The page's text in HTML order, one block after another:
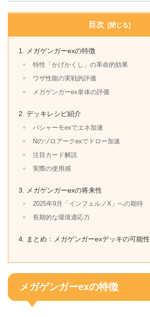
目次
メガゲンガーexの特徴
特性「かげかくし」の革命的効果
ワザ性能の実戦的評価
メガゲンガーex単体の評価
デッキレシピ紹介
バシャーモexでエネ加速
Nのゾロアークexでドロー加速
注目カード解説
実際の使用感
メガゲンガーexの将来性
2025年9月「インフェルノX」への期待
長期的な環境適応力
まとめ：メガゲンガーexデッキの可能性
メガゲンガーexの特徴